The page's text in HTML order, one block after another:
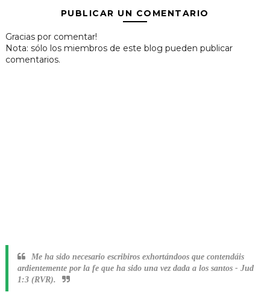
PUBLICAR UN COMENTARIO
Gracias por comentar!
Nota: sólo los miembros de este blog pueden publicar
comentarios.
Me ha sido necesario escribiros exhortándoos que contendáis
ardientemente por la fe que ha sido una vez dada a los santos - Jud
1:3 (RVR).